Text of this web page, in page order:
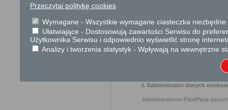
Ochrona danych osobowych
OGÓLNA KLAUZULA
Zgodnie z art. 13 ust. 1−2
fizycznych w związku z
95/46/WE (ogólne
I. Administrator danych
Administratorem Pani/Pana
Przeczytaj politykę cookies
Wymagane - Wszystkie wymagane ciasteczka
Ułatwiające - Dostosowują zawartości Serwisu do
Użytkownika Serwisu i odpowiednio wyświetlić stronę
Analizy i tworzenia statystyk - Wpływają na wewnętrzne